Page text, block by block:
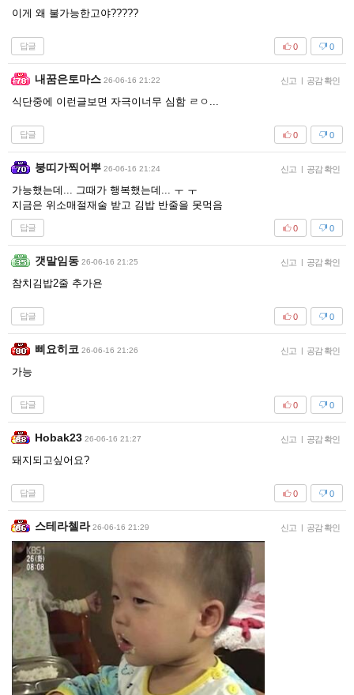
이게 왜 불가능한고야?????
답글 0
0
내꿈은토마스 26-06-16 21:22 신고 | 공감 확인
식단중에 이런글보면 자극이너무 심함 ㄹㅇ...
답글 0
0
붕띠가찍어뿌 26-06-16 21:24 신고 | 공감 확인
가능했는데... 그때가 행복했는데... ㅜ ㅜ
지금은 위소매절재술 받고 김밥 반줄을 못먹음
답글 0
0
갯말임동 26-06-16 21:25 신고 | 공감 확인
참치김밥2줄 추가욘
답글 0
0
삐요히코 26-06-16 21:26 신고 | 공감 확인
가능
답글 0
0
Hobak23 26-06-16 21:27 신고 | 공감 확인
돼지되고싶어요?
답글 0
0
스테라첼라 26-06-16 21:29 신고 | 공감 확인